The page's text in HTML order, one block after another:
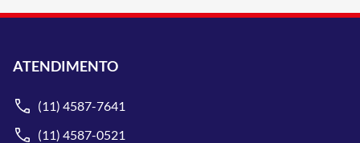
ATENDIMENTO
(11) 4587-7641
(11) 4587-0521